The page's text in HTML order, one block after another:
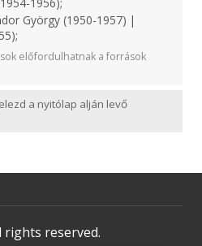
György (1950-1957) |
előfordulhatnak a források
a nyitólap alján levő
rights reserved.